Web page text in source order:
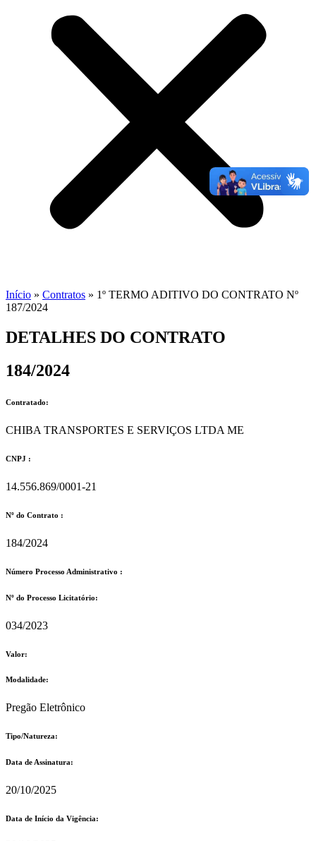
Início » Contratos » 1º TERMO ADITIVO DO CONTRATO Nº
187/2024
DETALHES DO CONTRATO​
184/2024
Contratado:
CHIBA TRANSPORTES E SERVIÇOS LTDA ME
CNPJ :
14.556.869/0001-21
Nº do Contrato :
184/2024
Número Processo Administrativo :
Nº do Processo Licitatório:
034/2023
Valor:
Modalidade:
Pregão Eletrônico
Tipo/Natureza:
Data de Assinatura:
20/10/2025
Data de Início da Vigência: